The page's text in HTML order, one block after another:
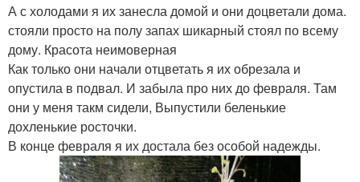
А с холодами я их занесла домой и они доцветали дома.
стояли просто на полу запах шикарный стоял по всему
дому. Красота неимоверная
Как только они начали отцветать я их обрезала и
опустила в подвал. И забыла про них до февраля. Там
они у меня такм сидели, Выпустили беленькие
дохленькие росточки.
В конце февраля я их достала без особой надежды.